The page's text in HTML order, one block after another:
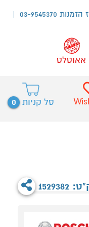
03-9545370
אאוטלט
סל קניות 0